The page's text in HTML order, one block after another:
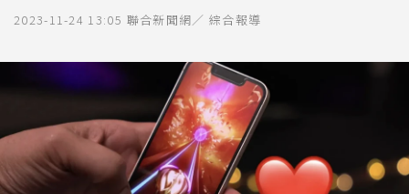
2023-11-24 13:05 聯合新聞網／ 綜合報導